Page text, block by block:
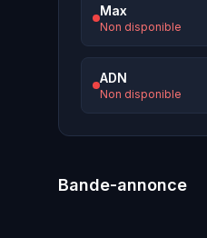
Max
Non disponible
ADN
Non disponible
Bande-annonce